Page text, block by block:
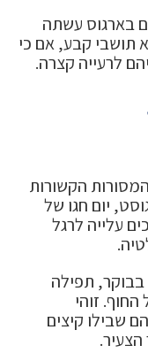
בארגוס עשתה
ללא תושבי קבע, אם כי
לרעייה קצרה.
הקשורות
מדי שנה ב-29 באוגוסט, יום חגו של
עלייה לרגל
תפילה
זוהי
שבילו קיצים